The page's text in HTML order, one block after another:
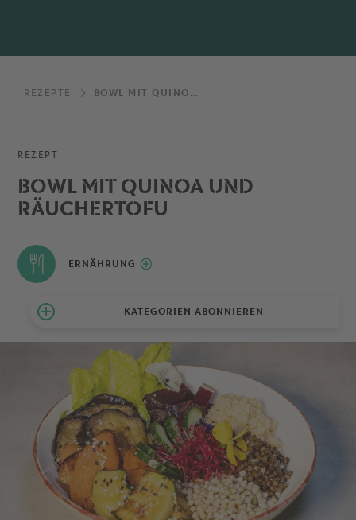
REZEPTE BOWL MIT QUINOA UND RÄUCHERTOFU
REZEPT
BOWL MIT QUINOA UND
RÄUCHERTOFU
ERNÄHRUNG
KATEGORIEN ABONNIEREN